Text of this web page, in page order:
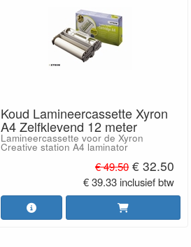
Koud Lamineercassette Xyron
A4 Zelfklevend 12 meter
Lamineercassette voor de Xyron
Creative station A4 laminator
€ 49.50 € 32.50
€ 39.33 inclusief btw